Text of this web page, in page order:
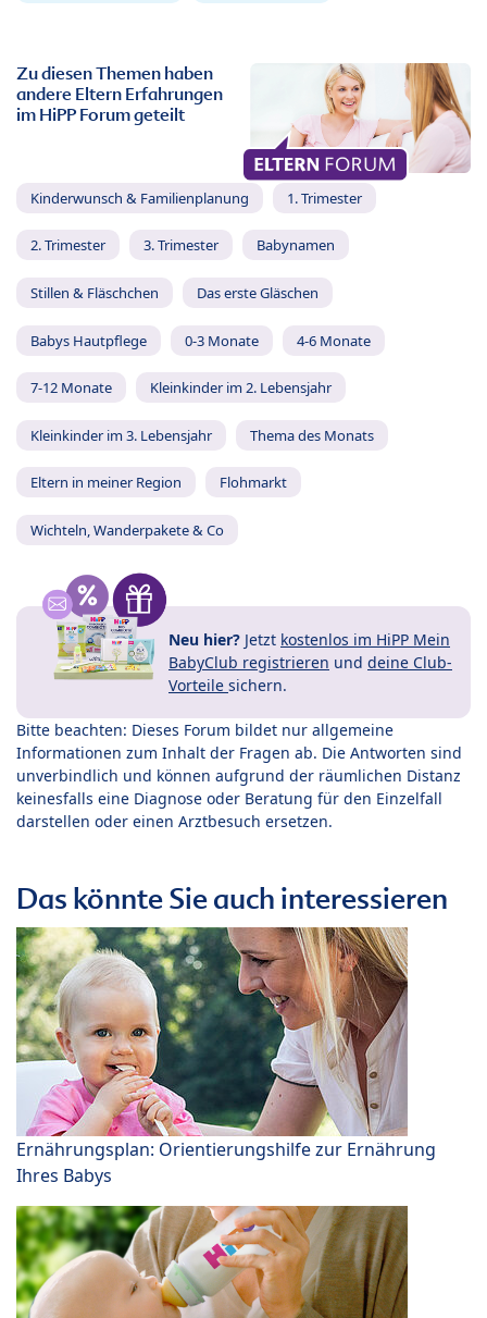
Zu diesen Themen haben
andere Eltern Erfahrungen
im HiPP Forum geteilt
Kinderwunsch & Familienplanung 1. Trimester
2. Trimester 3. Trimester Babynamen
Stillen & Fläschchen Das erste Gläschen
Babys Hautpflege 0-3 Monate 4-6 Monate
7-12 Monate Kleinkinder im 2. Lebensjahr
Kleinkinder im 3. Lebensjahr Thema des Monats
Eltern in meiner Region Flohmarkt
Wichteln, Wanderpakete & Co
Neu hier? Jetzt kostenlos im HiPP Mein
BabyClub registrieren und deine Club-
Vorteile sichern.
Bitte beachten: Dieses Forum bildet nur allgemeine
Informationen zum Inhalt der Fragen ab. Die Antworten sind
unverbindlich und können aufgrund der räumlichen Distanz
keinesfalls eine Diagnose oder Beratung für den Einzelfall
darstellen oder einen Arztbesuch ersetzen.
Das könnte Sie auch interessieren
Ernährungsplan: Orientierungshilfe zur Ernährung
Ihres Babys